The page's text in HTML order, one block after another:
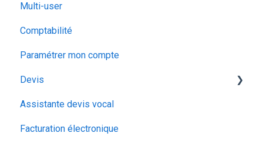
Multi-user
Comptabilité
Paramétrer mon compte
Devis
Vos clients
La gestion des déchets
Assistante devis vocal
Facturation électronique